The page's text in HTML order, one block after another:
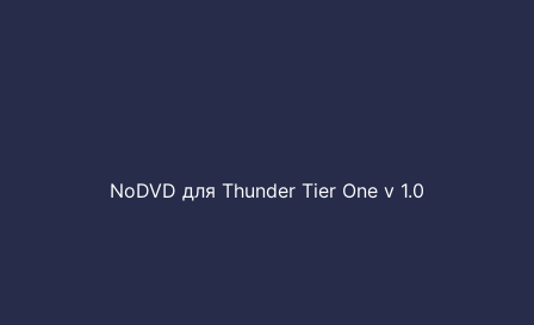
NoDVD для Thunder Tier One v 1.0